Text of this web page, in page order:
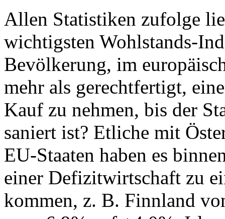
Allen Statistiken zufolge
wichtigsten Wohlstands-
Bevölkerung, im
mehr als gerechtfertigt,
Kauf zu nehmen, bis der
saniert ist? Etliche mit
EU-Staaten haben es
einer Defizitwirtschaft zu
kommen, z. B. Finnland